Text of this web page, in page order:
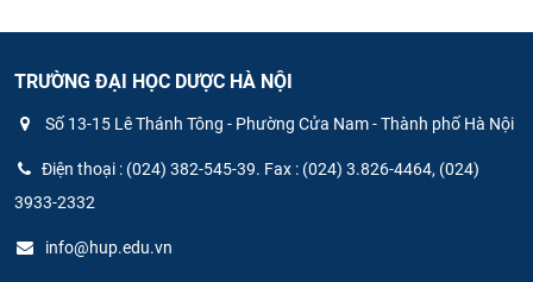
TRƯỜNG ĐẠI HỌC DƯỢC HÀ NỘI
Số 13-15 Lê Thánh Tông - Phường Cửa Nam - Thành phố Hà Nội
Điện thoại : (024) 382-545-39. Fax : (024) 3.826-4464, (024)
3933-2332
info@hup.edu.vn